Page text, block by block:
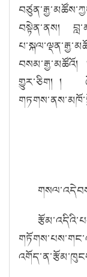
བསྟེན་ནས།
བསམ་རྒྱ་མཚོའོ།
གྱུར་ཅིག། །